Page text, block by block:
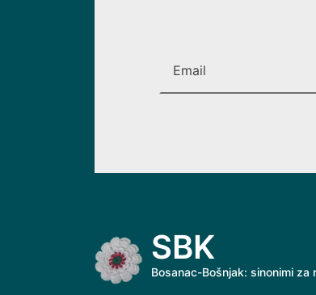
SBK
Bosanac-Bošnjak: sinonimi za